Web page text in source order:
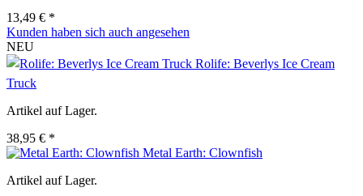
13,49 € *
Kunden haben sich auch angesehen
NEU
Rolife: Beverlys Ice Cream
Truck
Artikel auf Lager.
38,95 € *
Metal Earth: Clownfish
Artikel auf Lager.